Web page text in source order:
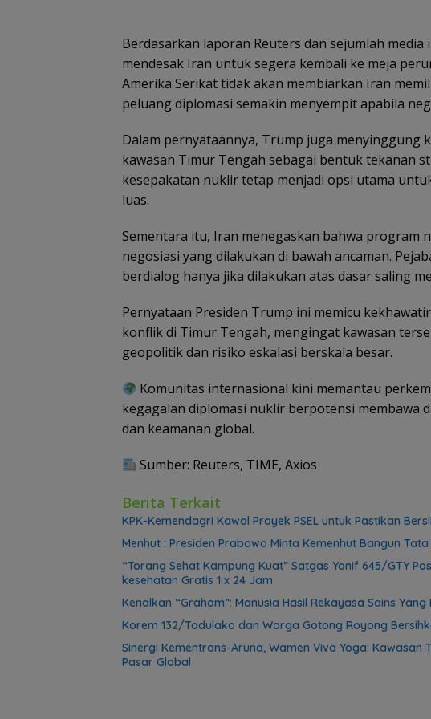
Berdasarkan laporan Reuters dan sejumlah
mendesak Iran untuk segera kembali ke meja
Amerika Serikat tidak akan membiarkan Iran
peluang diplomasi semakin menyempit apabila
Dalam pernyataannya, Trump juga menyinggung
kawasan Timur Tengah sebagai bentuk tekanan
kesepakatan nuklir tetap menjadi opsi utama
luas.
Sementara itu, Iran menegaskan bahwa program
negosiasi yang dilakukan di bawah ancaman.
berdialog hanya jika dilakukan atas dasar saling
Pernyataan Presiden Trump ini memicu
konflik di Timur Tengah, mengingat kawasan
geopolitik dan risiko eskalasi berskala besar.
Komunitas internasional kini memantau
kegagalan diplomasi nuklir berpotensi membawa
dan keamanan global.
Sumber: Reuters, TIME, Axios
Berita Terkait
KPK-Kemendagri Kawal Proyek PSEL untuk Pastikan
Menhut : Presiden Prabowo Minta Kemenhut Bangun
“Torang Sehat Kampung Kuat” Satgas Yonif 645/GTY
kesehatan Gratis 1 x 24 Jam
Kenalkan “Graham”: Manusia Hasil Rekayasa Sains
Korem 132/Tadulako dan Warga Gotong Royong
Sinergi Kementrans-Aruna, Wamen Viva Yoga: Kawasan
Pasar Global